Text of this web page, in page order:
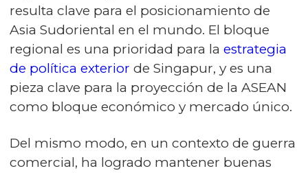
resulta clave para el posicionamiento de
Asia Sudoriental en el mundo. El bloque
regional es una prioridad para la estrategia
de política exterior de Singapur, y es una
pieza clave para la proyección de la ASEAN
como bloque económico y mercado único.
Del mismo modo, en un contexto de guerra
comercial, ha logrado mantener buenas